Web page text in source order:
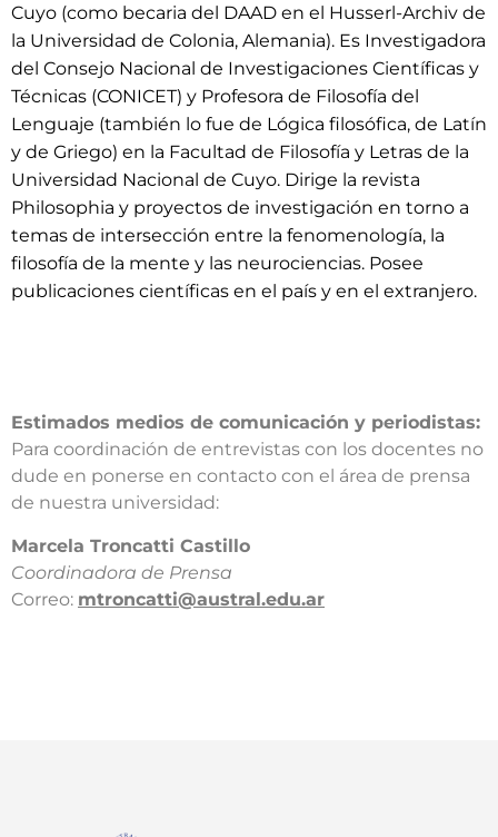
Cuyo (como becaria del DAAD en el Husserl-Archiv de
la Universidad de Colonia, Alemania). Es Investigadora
del Consejo Nacional de Investigaciones Científicas y
Técnicas (CONICET) y Profesora de Filosofía del
Lenguaje (también lo fue de Lógica filosófica, de Latín
y de Griego) en la Facultad de Filosofía y Letras de la
Universidad Nacional de Cuyo. Dirige la revista
Philosophia y proyectos de investigación en torno a
temas de intersección entre la fenomenología, la
filosofía de la mente y las neurociencias. Posee
publicaciones científicas en el país y en el extranjero.
Estimados medios de comunicación y periodistas:
Para coordinación de entrevistas con los docentes no
dude en ponerse en contacto con el área de prensa
de nuestra universidad:​
​Marcela Troncatti Castillo​
Coordinadora de Prensa​
Correo: mtroncatti@austral.edu.ar​